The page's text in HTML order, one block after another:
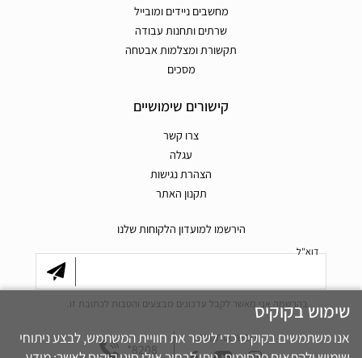
מחשבים ניידים ומובייל
שרתים ותחנות עבודה
תקשורת ומצלמות אבטחה
מסכים
קישורים שימושיים
צרו קשר
עגלה
הצהרת נגישות
תקנון האתר
הירשמו למועדון הלקוחות שלנו
דוא"ל
בהרשמה אני מאשר לקבל עדכונים מבצעים והטבות לכתובת זו.
חפשו אותנו גם
*8208
שימוש בקוקיס
אנו משתמשים בקוקיס כדי לשפר את חוויית המשתמש, לבצע ניתוחי